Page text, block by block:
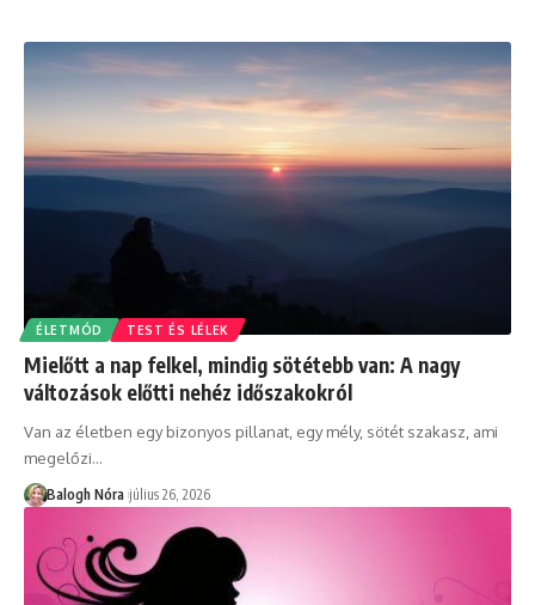
ÉLETMÓD TEST ÉS LÉLEK
Mielőtt a nap felkel, mindig sötétebb van: A nagy
változások előtti nehéz időszakokról
Van az életben egy bizonyos pillanat, egy mély, sötét szakasz, ami
megelőzi…
Balogh Nóra július 26, 2026